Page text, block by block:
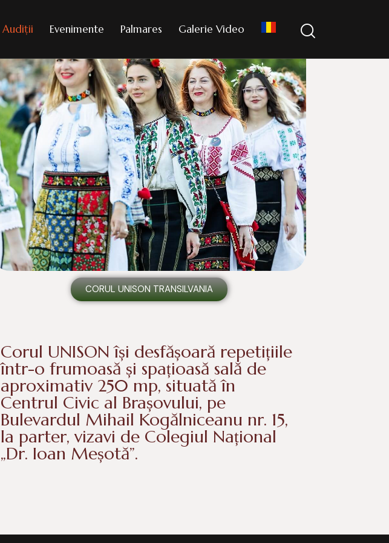
Audiţii Evenimente Palmares Galerie Video
CORUL UNISON TRANSILVANIA
Corul UNISON își desfășoară repetițiile
într-o frumoasă și spațioasă sală de
aproximativ 250 mp, situată în
Centrul Civic al Brașovului, pe
Bulevardul Mihail Kogălniceanu nr. 15,
la parter, vizavi de Colegiul Național
„Dr. Ioan Meșotă”.